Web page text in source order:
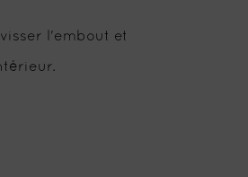
l'embout et